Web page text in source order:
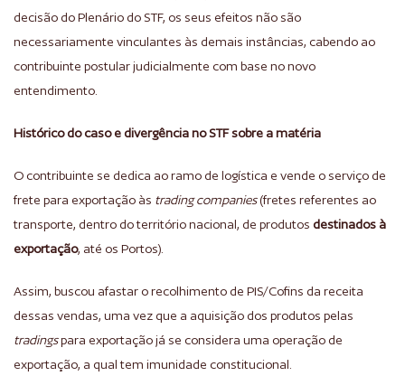
decisão do Plenário do STF, os seus efeitos não são
necessariamente vinculantes às demais instâncias, cabendo ao
contribuinte postular judicialmente com base no novo
entendimento.
Histórico do caso e divergência no STF sobre a matéria
O contribuinte se dedica ao ramo de logística e vende o serviço de
frete para exportação às trading companies(fretes referentes ao
transporte, dentro do território nacional, de produtos destinados à
exportação, até os Portos).
Assim, buscou afastar o recolhimento de PIS/Cofins da receita
dessas vendas, uma vez que a aquisição dos produtos pelas
tradingspara exportação já se considera uma operação de
exportação, a qual tem imunidade constitucional.